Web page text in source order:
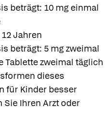
beträgt: 10 mg einmal
Jahren
beträgt: 5 mg zweimal
Tablette zweimal täglich
dieses
für Kinder besser
Sie Ihren Arzt oder